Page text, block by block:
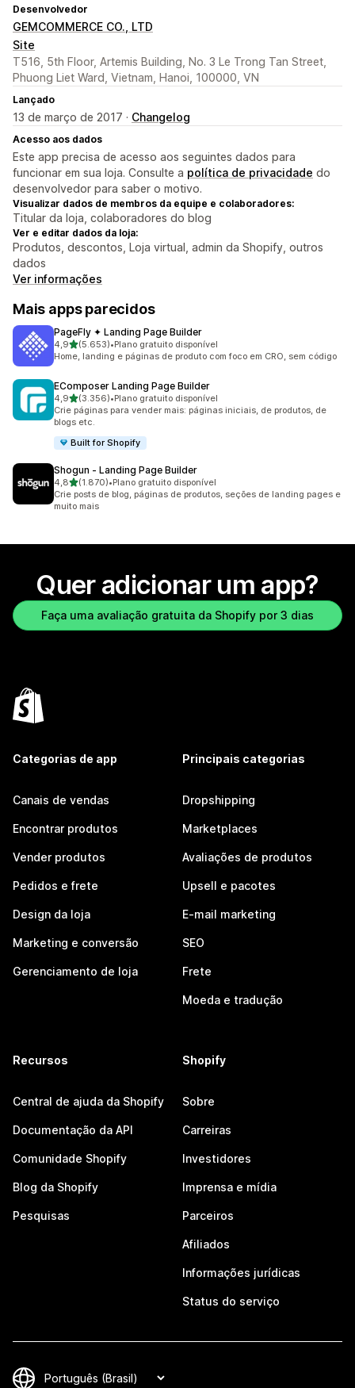
Desenvolvedor
GEMCOMMERCE CO., LTD
Site
T516, 5th Floor, Artemis Building, No. 3 Le Trong Tan Street,
Phuong Liet Ward, Vietnam, Hanoi, 100000, VN
Lançado
13 de março de 2017 · Changelog
Acesso aos dados
Este app precisa de acesso aos seguintes dados para
funcionar em sua loja. Consulte a política de privacidade do
desenvolvedor para saber o motivo.
Visualizar dados de membros da equipe e colaboradores:
Titular da loja, colaboradores do blog
Ver e editar dados da loja:
Produtos, descontos, Loja virtual, admin da Shopify, outros
dados
Ver informações
Mais apps parecidos
PageFly ✦ Landing Page Builder
4,9de 5 estrelas
(5.653)
5653 avaliações ao todo
•Plano gratuito disponível
Home, landing e páginas de produto com foco em CRO, sem código
EComposer Landing Page Builder
4,9de 5 estrelas
(3.356)
3356 avaliações ao todo
•Plano gratuito disponível
Crie páginas para vender mais: páginas iniciais, de produtos, de
blogs etc.
Built for Shopify
Shogun ‑ Landing Page Builder
4,8de 5 estrelas
(1.870)
1870 avaliações ao todo
•Plano gratuito disponível
Crie posts de blog, páginas de produtos, seções de landing pages e
muito mais
Quer adicionar um app?
Faça uma avaliação gratuita da Shopify por 3 dias
Categorias de app
Canais de vendas
Encontrar produtos
Vender produtos
Pedidos e frete
Design da loja
Marketing e conversão
Gerenciamento de loja
Principais categorias
Dropshipping
Marketplaces
Avaliações de produtos
Upsell e pacotes
E-mail marketing
SEO
Frete
Moeda e tradução
Recursos
Central de ajuda da Shopify
Documentação da API
Comunidade Shopify
Blog da Shopify
Pesquisas
Shopify
Sobre
Carreiras
Investidores
Imprensa e mídia
Parceiros
Afiliados
Informações jurídicas
Status do serviço